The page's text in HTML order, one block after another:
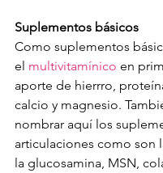
Suplementos básicos
Como suplementos
el multivitamínico en
aporte de hierrro,
calcio y magnesio.
nombrar aquí los
articulaciones como son
la glucosamina, MSN,